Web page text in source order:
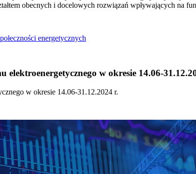
obecnych i docelowych rozwiązań wpływających na
energetycznych
w okresie 14.06-
w okresie 14.06-31.12.2024 r.